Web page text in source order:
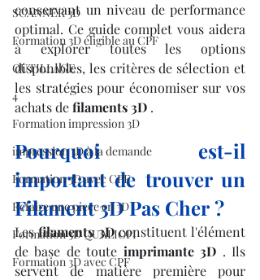
SCANNER 3D
Formation 3D éligible au CPF
OUTILLAGE
4
Formation impression 3D
impression 3D à la demande
Formation 3D avec CPF
Refaire une piece en 3D
Formation 3D QUALIOPI
Formation 3D avec CPF
conservant un niveau de performance
optimal. Ce guide complet vous aidera
à explorer toutes les options
disponibles, les critères de sélection et
les stratégies pour économiser sur vos
achats de filaments 3D .
Pourquoi est-il
important de trouver un
Filament 3D Pas Cher ?
Les filaments 3D constituent l'élément
de base de toute imprimante 3D . Ils
servent de matière première pour